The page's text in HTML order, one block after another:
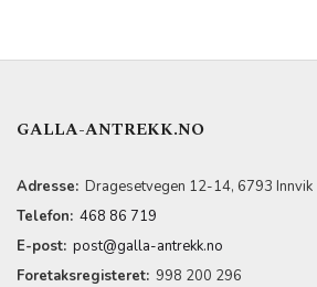
GALLA-ANTREKK.NO
Adresse: Dragesetvegen 12-14, 6793 Innvik
Telefon: 468 86 719
E-post: post@galla-antrekk.no
Foretaksregisteret: 998 200 296